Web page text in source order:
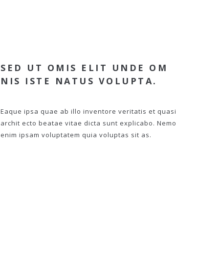
SED UT OMIS ELIT UNDE OM
NIS ISTE NATUS VOLUPTA.
Eaque ipsa quae ab illo inventore veritatis et quasi
archit ecto beatae vitae dicta sunt explicabo. Nemo
enim ipsam voluptatem quia voluptas sit as.